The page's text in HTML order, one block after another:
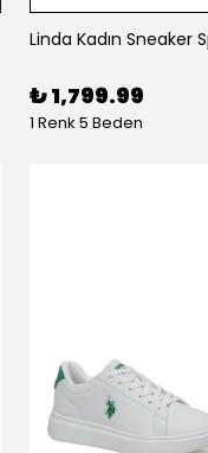
₺ 1,799.99
1 Renk 5 Beden